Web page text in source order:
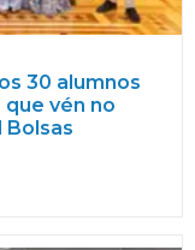
30 alumnos
que vén no
Bolsas